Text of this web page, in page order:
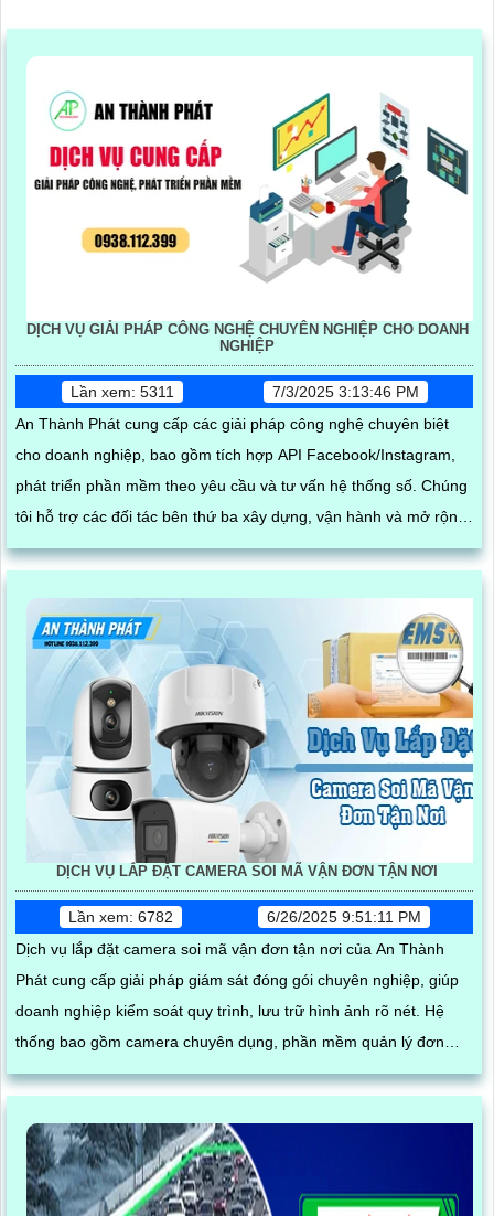
DỊCH VỤ GIẢI PHÁP CÔNG NGHỆ CHUYÊN NGHIỆP CHO DOANH
NGHIỆP
Lần xem: 5311
7/3/2025 3:13:46 PM
An Thành Phát cung cấp các giải pháp công nghệ chuyên biệt
cho doanh nghiệp, bao gồm tích hợp API Facebook/Instagram,
phát triển phần mềm theo yêu cầu và tư vấn hệ thống số. Chúng
tôi hỗ trợ các đối tác bên thứ ba xây dựng, vận hành và mở rộng
hệ thống trên nền tảng mạng xã hội, giúp tối ưu hóa quy trình
DỊCH VỤ LẮP ĐẶT CAMERA SOI MÃ VẬN ĐƠN TẬN NƠI
Lần xem: 6782
6/26/2025 9:51:11 PM
Dịch vụ lắp đặt camera soi mã vận đơn tận nơi của An Thành
Phát cung cấp giải pháp giám sát đóng gói chuyên nghiệp, giúp
doanh nghiệp kiểm soát quy trình, lưu trữ hình ảnh rõ nét. Hệ
thống bao gồm camera chuyên dụng, phần mềm quản lý đơn
hàng, thiết bị quét mã vạch cùng phụ kiện thi công, lắp đặt hoàn
tận nơi